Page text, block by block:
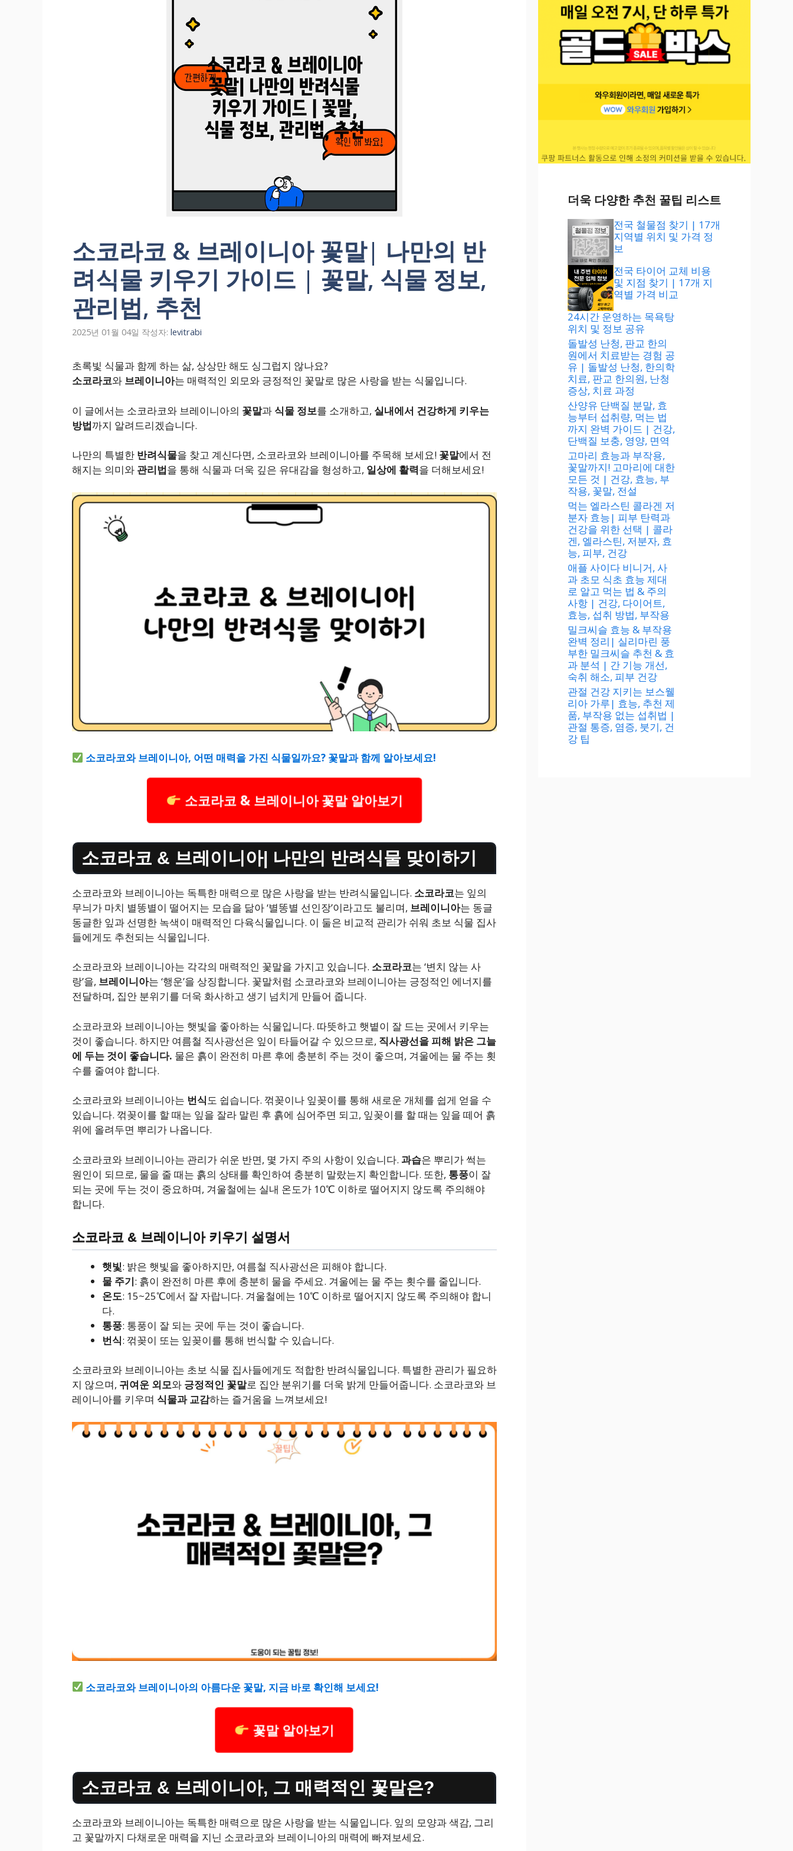
소코라코 & 브레이니아 꽃말| 나만의 반
려식물 키우기 가이드 | 꽃말, 식물 정보,
관리법, 추천
2025년 01월 04일 작성자: levitrabi
초록빛 식물과 함께 하는 삶, 상상만 해도 싱그럽지 않나요?
소코라코와 브레이니아는 매력적인 외모와 긍정적인 꽃말로 많은 사랑을 받는 식물입니다.
이 글에서는 소코라코와 브레이니아의 꽃말과 식물 정보를 소개하고, 실내에서 건강하게 키우는
방법까지 알려드리겠습니다.
나만의 특별한 반려식물을 찾고 계신다면, 소코라코와 브레이니아를 주목해 보세요! 꽃말에서 전
해지는 의미와 관리법을 통해 식물과 더욱 깊은 유대감을 형성하고, 일상에 활력을 더해보세요!
소코라코와 브레이니아, 어떤 매력을 가진 식물일까요? 꽃말과 함께 알아보세요!
소코라코 & 브레이니아 꽃말 알아보기
소코라코 & 브레이니아| 나만의 반려식물 맞이하기
소코라코와 브레이니아는 독특한 매력으로 많은 사랑을 받는 반려식물입니다. 소코라코는 잎의
무늬가 마치 별똥별이 떨어지는 모습을 닮아 ‘별똥별 선인장’이라고도 불리며, 브레이니아는 동글
동글한 잎과 선명한 녹색이 매력적인 다육식물입니다. 이 둘은 비교적 관리가 쉬워 초보 식물 집사
들에게도 추천되는 식물입니다.
소코라코와 브레이니아는 각각의 매력적인 꽃말을 가지고 있습니다. 소코라코는 ‘변치 않는 사
랑’을, 브레이니아는 ‘행운’을 상징합니다. 꽃말처럼 소코라코와 브레이니아는 긍정적인 에너지를
전달하며, 집안 분위기를 더욱 화사하고 생기 넘치게 만들어 줍니다.
소코라코와 브레이니아는 햇빛을 좋아하는 식물입니다. 따뜻하고 햇볕이 잘 드는 곳에서 키우는
것이 좋습니다. 하지만 여름철 직사광선은 잎이 타들어갈 수 있으므로, 직사광선을 피해 밝은 그늘
에 두는 것이 좋습니다. 물은 흙이 완전히 마른 후에 충분히 주는 것이 좋으며, 겨울에는 물 주는 횟
수를 줄여야 합니다.
소코라코와 브레이니아는 번식도 쉽습니다. 꺾꽂이나 잎꽂이를 통해 새로운 개체를 쉽게 얻을 수
있습니다. 꺾꽂이를 할 때는 잎을 잘라 말린 후 흙에 심어주면 되고, 잎꽂이를 할 때는 잎을 떼어 흙
위에 올려두면 뿌리가 나옵니다.
소코라코와 브레이니아는 관리가 쉬운 반면, 몇 가지 주의 사항이 있습니다. 과습은 뿌리가 썩는
원인이 되므로, 물을 줄 때는 흙의 상태를 확인하여 충분히 말랐는지 확인합니다. 또한, 통풍이 잘
되는 곳에 두는 것이 중요하며, 겨울철에는 실내 온도가 10℃ 이하로 떨어지지 않도록 주의해야
합니다.
소코라코 & 브레이니아 키우기 설명서
햇빛: 밝은 햇빛을 좋아하지만, 여름철 직사광선은 피해야 합니다.
물 주기: 흙이 완전히 마른 후에 충분히 물을 주세요. 겨울에는 물 주는 횟수를 줄입니다.
온도: 15~25℃에서 잘 자랍니다. 겨울철에는 10℃ 이하로 떨어지지 않도록 주의해야 합니
다.
통풍: 통풍이 잘 되는 곳에 두는 것이 좋습니다.
번식: 꺾꽂이 또는 잎꽂이를 통해 번식할 수 있습니다.
소코라코와 브레이니아는 초보 식물 집사들에게도 적합한 반려식물입니다. 특별한 관리가 필요하
지 않으며, 귀여운 외모와 긍정적인 꽃말로 집안 분위기를 더욱 밝게 만들어줍니다. 소코라코와 브
레이니아를 키우며 식물과 교감하는 즐거움을 느껴보세요!
소코라코와 브레이니아의 아름다운 꽃말, 지금 바로 확인해 보세요!
꽃말 알아보기
소코라코 & 브레이니아, 그 매력적인 꽃말은?
소코라코와 브레이니아는 독특한 매력으로 많은 사랑을 받는 식물입니다. 잎의 모양과 색감, 그리
고 꽃말까지 다채로운 매력을 지닌 소코라코와 브레이니아의 매력에 빠져보세요.
더욱 다양한 추천 꿀팁 리스트
전국 철물점 찾기 | 17개
지역별 위치 및 가격 정
보
전국 타이어 교체 비용
및 지점 찾기 | 17개 지
역별 가격 비교
24시간 운영하는 목욕탕
위치 및 정보 공유
돌발성 난청, 판교 한의
원에서 치료받는 경험 공
유 | 돌발성 난청, 한의학
치료, 판교 한의원, 난청
증상, 치료 과정
산양유 단백질 분말, 효
능부터 섭취량, 먹는 법
까지 완벽 가이드 | 건강,
단백질 보충, 영양, 면역
고마리 효능과 부작용,
꽃말까지! 고마리에 대한
모든 것 | 건강, 효능, 부
작용, 꽃말, 전설
먹는 엘라스틴 콜라겐 저
분자 효능| 피부 탄력과
건강을 위한 선택 | 콜라
겐, 엘라스틴, 저분자, 효
능, 피부, 건강
애플 사이다 비니거, 사
과 초모 식초 효능 제대
로 알고 먹는 법 & 주의
사항 | 건강, 다이어트,
효능, 섭취 방법, 부작용
밀크씨슬 효능 & 부작용
완벽 정리| 실리마린 풍
부한 밀크씨슬 추천 & 효
과 분석 | 간 기능 개선,
숙취 해소, 피부 건강
관절 건강 지키는 보스웰
리아 가루| 효능, 추천 제
품, 부작용 없는 섭취법 |
관절 통증, 염증, 붓기, 건
강 팁